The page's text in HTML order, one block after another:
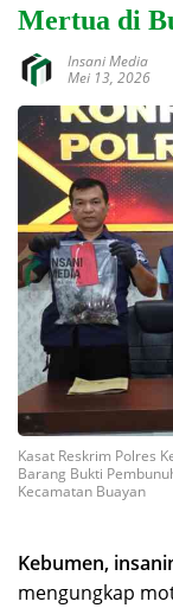
Mertua di
Insani Media
Mei 13, 2026
Kasat Reskrim Polres
Barang Bukti
Kecamatan Buayan
Kebumen,
mengungkap